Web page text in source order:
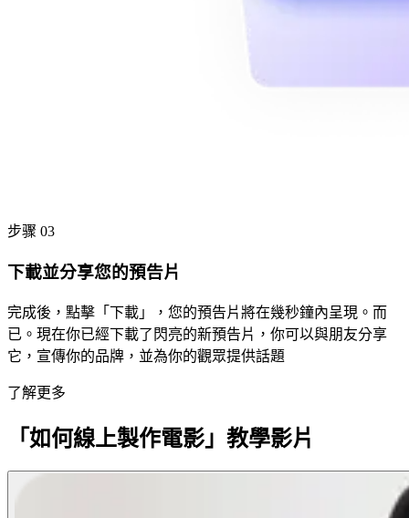
步骤 03
下載並分享您的預告片
完成後，點擊「下載」，您的預告片將在幾秒鐘內呈現。而
已。現在你已經下載了閃亮的新預告片，你可以與朋友分享
它，宣傳你的品牌，並為你的觀眾提供話題
了解更多
「如何線上製作電影」教學影片